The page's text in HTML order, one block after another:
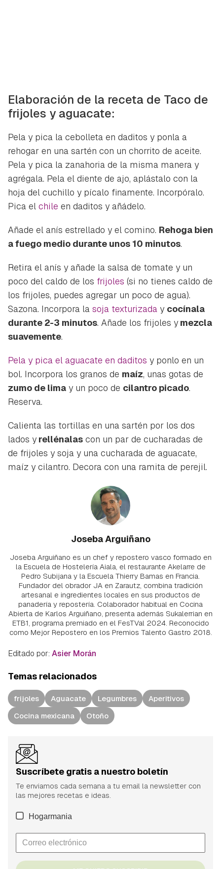
Elaboración de la receta de Taco de
frijoles y aguacate:
Pela y pica la cebolleta en daditos y ponla a
rehogar en una sartén con un chorrito de aceite.
Pela y pica la zanahoria de la misma manera y
agrégala. Pela el diente de ajo, aplástalo con la
hoja del cuchillo y pícalo finamente. Incorpóralo.
Pica el chile en daditos y añádelo.
Añade el anís estrellado y el comino. Rehoga bien
a fuego medio durante unos 10 minutos.
Retira el anís y añade la salsa de tomate y un
poco del caldo de los frijoles (si no tienes caldo de
los frijoles, puedes agregar un poco de agua).
Sazona. Incorpora la soja texturizada y cocínala
durante 2-3 minutos. Añade los frijoles y mezcla
suavemente.
Pela y pica el aguacate en daditos y ponlo en un
bol. Incorpora los granos de maíz, unas gotas de
zumo de lima y un poco de cilantro picado.
Reserva.
Calienta las tortillas en una sartén por los dos
lados y rellénalas con un par de cucharadas de
de frijoles y soja y una cucharada de aguacate,
maíz y cilantro. Decora con una ramita de perejil.
Joseba Arguiñano
Joseba Arguiñano es un chef y repostero vasco formado en
la Escuela de Hostelería Aiala, el restaurante Akelarre de
Pedro Subijana y la Escuela Thierry Bamas en Francia.
Fundador del obrador JA en Zarautz, combina tradición
artesanal e ingredientes locales en sus productos de
panadería y repostería. Colaborador habitual en Cocina
Abierta de Karlos Arguiñano, presenta además Sukalerrian en
ETB1, programa premiado en el FesTVal 2024. Reconocido
como Mejor Repostero en los Premios Talento Gastro 2018.
Editado por: Asier Morán
Temas relacionados
frijoles Aguacate Legumbres
Aperitivos
Cocina mexicana
Otoño
Suscríbete gratis a nuestro boletín
Te enviamos cada semana a tu email la newsletter con
las mejores recetas e ideas.
Hogarmania